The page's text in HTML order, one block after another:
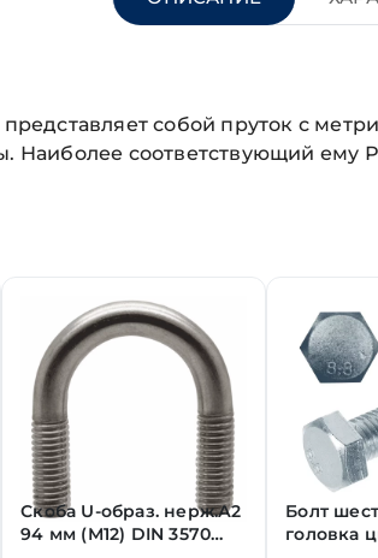
собой пруток с
соответствующий ему
Скоба U-образ. нерж.А2
94 мм (М12) DIN 3570
Болт
головка